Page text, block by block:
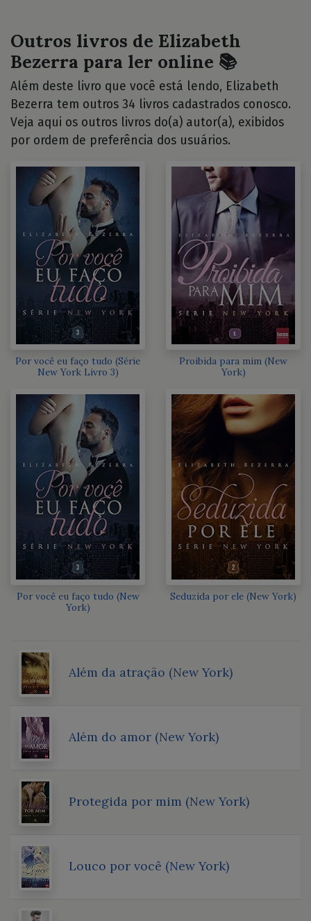
Outros livros de Elizabeth
Bezerra para ler online 📚
Além deste livro que você está lendo, Elizabeth
Bezerra tem outros 34 livros cadastrados conosco.
Veja aqui os outros livros do(a) autor(a), exibidos
por ordem de preferência dos usuários.
Por você eu faço tudo (Série
New York Livro 3)
Proibida para mim (New
York)
Por você eu faço tudo (New
York)
Seduzida por ele (New York)
Além da atração (New York)
Além do amor (New York)
Protegida por mim (New York)
Louco por você (New York)